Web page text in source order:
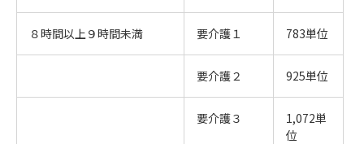
８時間以上９時間未満 要介護１ 783単位
要介護２ 925単位
要介護３
1,072単
位